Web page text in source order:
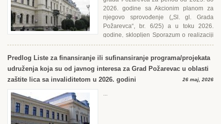
2026. godine sa Akcionim planom za
njegovo sprovođenje („Sl. gl. Grada
Požarevca“, br. 6/25) a u toku 2026.
godine, sklopljen Sporazum o realizaciji
sa NSZ –...
Predlog Liste za finansiranje ili sufinansiranje programa/projekata
udruženja koja su od javnog interesa za Grad Požarevac u oblasti
zaštite lica sa invaliditetom u 2026. godini
26 maj, 2026
...